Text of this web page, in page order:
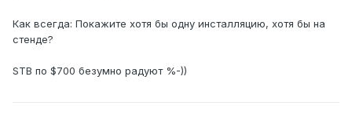
Как всегда: Покажите хотя бы одну инсталляцию, хотя бы на
стенде?
STB по $700 безумно радуют %-))